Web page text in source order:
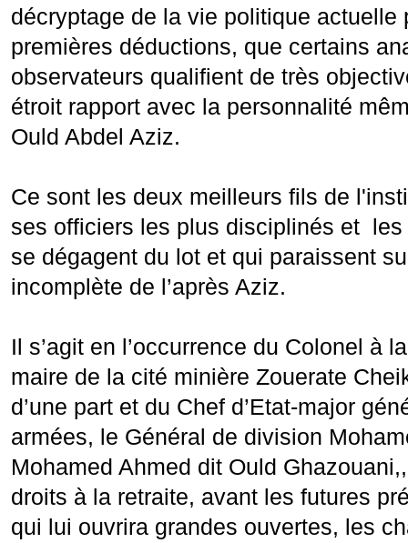
décryptage de la vie politique actuelle
premières déductions, que certains
observateurs qualifient de très
étroit rapport avec la personnalité
Ould Abdel Aziz.
Ce sont les deux meilleurs fils de
ses officiers les plus disciplinés et
se dégagent du lot et qui paraissent
incomplète de l’après Aziz.
Il s’agit en l’occurrence du Colonel à
maire de la cité minière Zouerate
d’une part et du Chef d’Etat-major
armées, le Général de division
Mohamed Ahmed dit Ould
droits à la retraite, avant les futures
qui lui ouvrira grandes ouvertes, les